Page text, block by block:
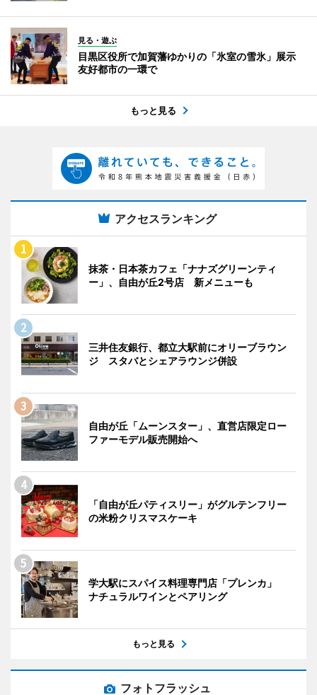
見る・遊ぶ
目黒区役所で加賀藩ゆかりの「氷室の雪氷」展示
友好都市の一環で
もっと見る
アクセスランキング
抹茶・日本茶カフェ「ナナズグリーンティ
ー」、自由が丘2号店 新メニューも
三井住友銀行、都立大駅前にオリーブラウン
ジ スタバとシェアラウンジ併設
自由が丘「ムーンスター」、直営店限定ロー
ファーモデル販売開始へ
「自由が丘パティスリー」がグルテンフリー
の米粉クリスマスケーキ
学大駅にスパイス料理専門店「プレンカ」
ナチュラルワインとペアリング
もっと見る
フォトフラッシュ